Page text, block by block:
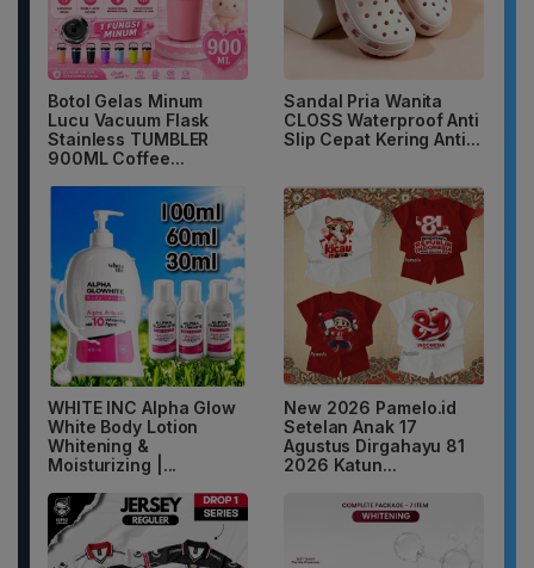
Botol Gelas Minum
Lucu Vacuum Flask
Stainless TUMBLER
900ML Coffee...
Sandal Pria Wanita
CLOSS Waterproof Anti
Slip Cepat Kering Anti...
WHITE INC Alpha Glow
White Body Lotion
Whitening &
Moisturizing |...
New 2026 Pamelo.id
Setelan Anak 17
Agustus Dirgahayu 81
2026 Katun...